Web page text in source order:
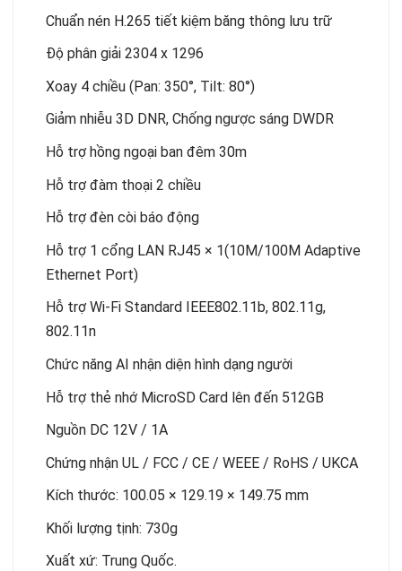
Chuẩn nén H.265 tiết kiệm băng thông lưu trữ
Độ phân giải 2304 x 1296
Xoay 4 chiều (Pan: 350°, Tilt: 80°)
Giảm nhiễu 3D DNR, Chống ngược sáng DWDR
Hỗ trợ hồng ngoại ban đêm 30m
Hỗ trợ đàm thoại 2 chiều
Hỗ trợ đèn còi báo động
Hỗ trợ 1 cổng LAN RJ45 × 1(10M/100M Adaptive
Ethernet Port)
Hỗ trợ Wi-Fi Standard IEEE802.11b, 802.11g,
802.11n
Chức năng AI nhận diện hình dạng người
Hỗ trợ thẻ nhớ MicroSD Card lên đến 512GB
Nguồn DC 12V / 1A
Chứng nhận UL / FCC / CE / WEEE / RoHS / UKCA
Kích thước: 100.05 × 129.19 × 149.75 mm
Khối lượng tịnh: 730g
Xuất xứ: Trung Quốc.